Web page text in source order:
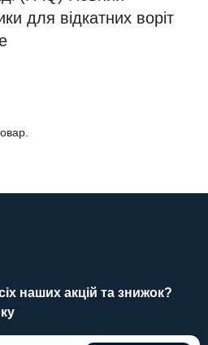
для відкатних воріт
наших акцій та знижок?